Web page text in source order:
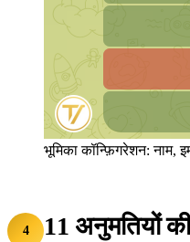
भूमिका कॉन्फ़िगरेशन: नाम,
4 11 अनुमतियों